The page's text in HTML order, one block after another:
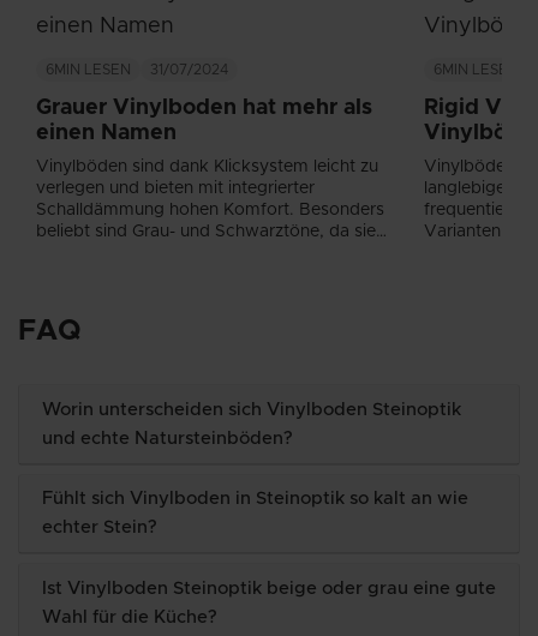
6MIN LESEN 31/07/2024
Grauer Vinylboden hat mehr als
einen Namen
Vinylböden sind dank Klicksystem leicht zu
verlegen und bieten mit integrierter
Schalldämmung hohen Komfort. Besonders
beliebt sind Grau- und Schwarztöne, da sie
6MIN LESEN
Rigid
Vinylböden
langlebige
frequentierte
Varianten es
FAQ
Worin unterscheiden sich Vinylboden Steinoptik
und echte Natursteinböden?
Fühlt sich Vinylboden in Steinoptik so kalt an wie
echter Stein?
Ist Vinylboden Steinoptik beige oder grau eine gute
Wahl für die Küche?